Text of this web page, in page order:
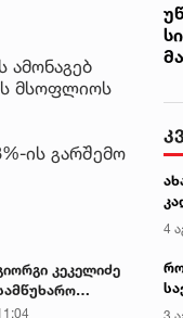
ამონაგებ
მსოფლიოს
ის გარშემო
კეკელიძე
4